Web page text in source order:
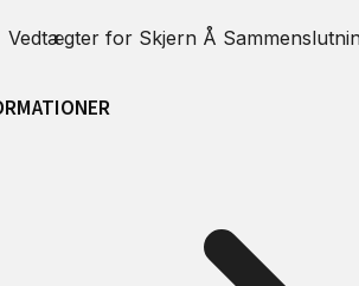
Vedtægter for Skjern Å